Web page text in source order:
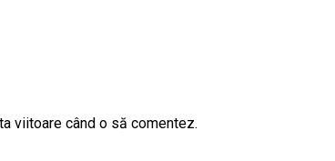
viitoare când o să comentez.